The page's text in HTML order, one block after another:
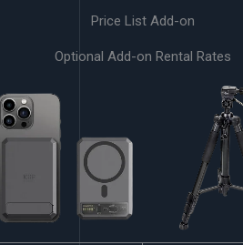
Price List Add-on
Optional Add-on Rental Rates
Powerbank Tripod